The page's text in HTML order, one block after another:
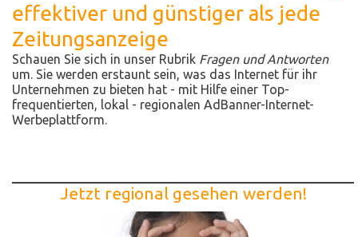
effektiver und günstiger als jede
Zeitungsanzeige
Schauen Sie sich in unser Rubrik Fragen und Antworten
um. Sie werden erstaunt sein, was das Internet für ihr
Unternehmen zu bieten hat - mit Hilfe einer Top-
frequentierten, lokal - regionalen AdBanner-Internet-
Werbeplattform.
Jetzt regional gesehen werden!